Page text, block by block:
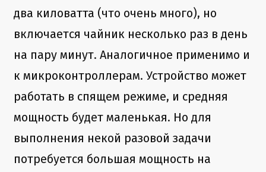
два киловатта (что очень много), но
включается чайник несколько раз в день
на пару минут. Аналогичное применимо и
к микроконтроллерам. Устройство может
работать в спящем режиме, и средняя
мощность будет маленькая. Но для
выполнения некой разовой задачи
потребуется большая мощность на